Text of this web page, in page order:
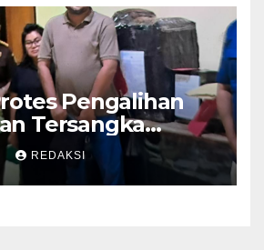
Pengalihan
Tersangka
Merek Skincare,
Kejati Jatim:
Tegur Jaksanya
REDAKSI